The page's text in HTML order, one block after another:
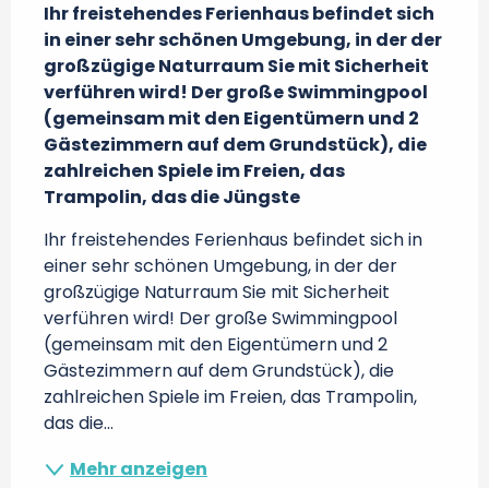
Ihr freistehendes Ferienhaus befindet sich
in einer sehr schönen Umgebung, in der der
großzügige Naturraum Sie mit Sicherheit
verführen wird! Der große Swimmingpool
(gemeinsam mit den Eigentümern und 2
Gästezimmern auf dem Grundstück), die
zahlreichen Spiele im Freien, das
Trampolin, das die Jüngste
Ihr freistehendes Ferienhaus befindet sich in
einer sehr schönen Umgebung, in der der
großzügige Naturraum Sie mit Sicherheit
verführen wird! Der große Swimmingpool
(gemeinsam mit den Eigentümern und 2
Gästezimmern auf dem Grundstück), die
zahlreichen Spiele im Freien, das Trampolin,
das die...
Mehr anzeigen